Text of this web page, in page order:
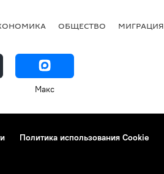
ОБЩЕСТВО МИГРАЦИЯ
Макс
Политика использования Cookie